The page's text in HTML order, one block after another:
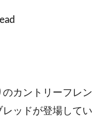
カントリーフレン
ッドが登場してい